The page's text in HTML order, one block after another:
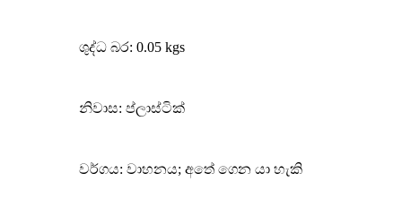
ශුද්ධ බර: 0.05 kgs
නිවාස: ප්ලාස්ටික්
වර්ගය: වාහනය; අතේ ගෙන යා හැකි